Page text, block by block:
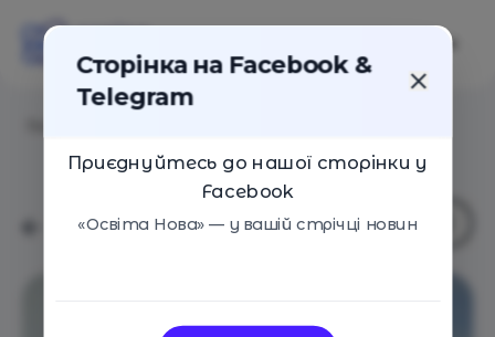
Сторінка на Facebook &
Telegram
Приєднуйтесь до нашої сторінки у
Facebook
«Освіта Нова» — у вашій стрічці новин